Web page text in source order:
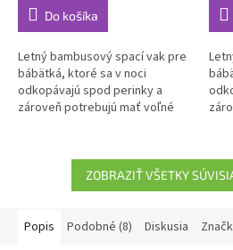
Do košíka
Letný bambusový spací vak pre
bábätká, ktoré sa v noci
odkopávajú spod perinky a
zároveň potrebujú mať voľné
ZOBRAZIŤ VŠETKY
Popis Podobné (8) Diskusia